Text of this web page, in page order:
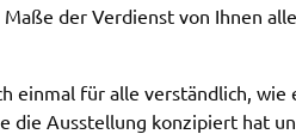
der Verdienst von Ihnen
einmal für alle verständ­lich,
die Ausstel­lung konzi­piert hat